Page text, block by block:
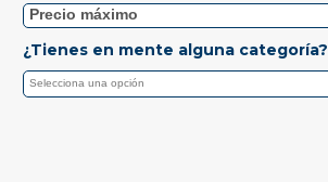
¿Tienes en mente alguna categoría?